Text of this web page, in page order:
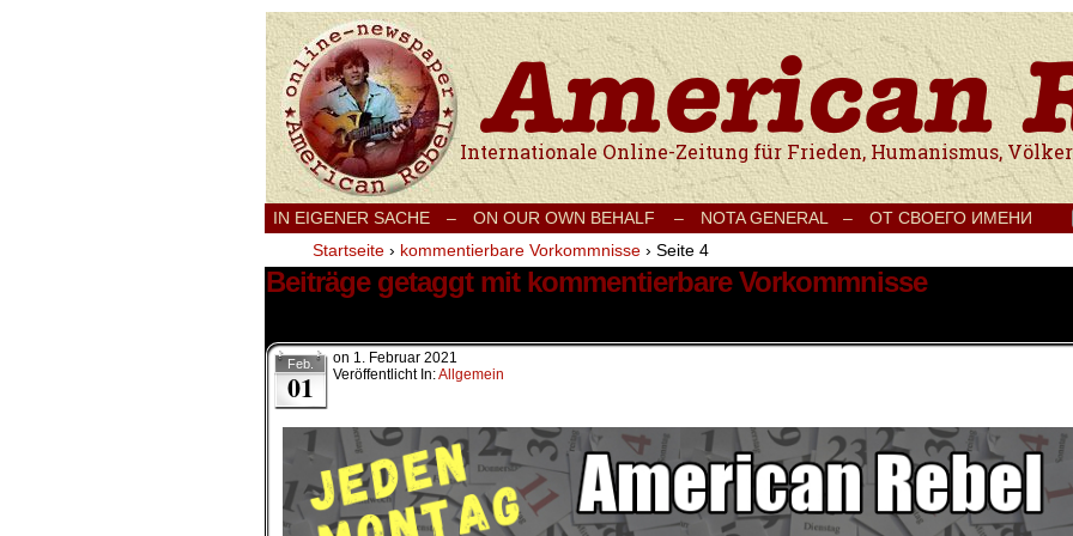
Internationale Onlinezeitung für Frieden, Humanismus, Völkerverständigung und
IN EIGENER SACHE – ON OUR OWN BEHALF – NOTA GENERAL – ОТ СВОЕГО ИМЕНИ
Startseite › kommentierbare Vorkommnisse › Seite 4
Beiträge getaggt mit kommentierbare Vorkommnisse
Feb.
01
on 1. Februar 2021
Veröffentlicht In:Allgemein